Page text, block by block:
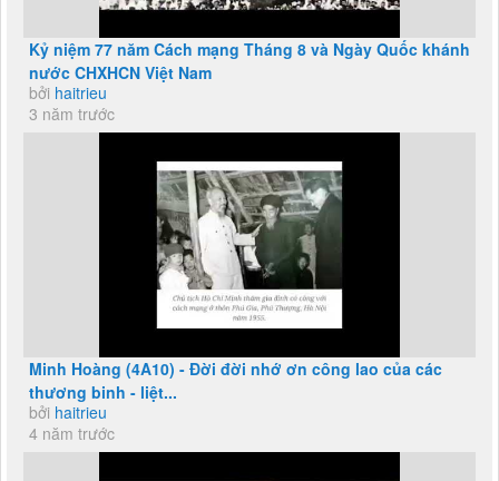
Kỷ niệm 77 năm Cách mạng Tháng 8 và Ngày Quốc khánh
nước CHXHCN Việt Nam
bởi haitrieu
3 năm trước
Minh Hoàng (4A10) - Đời đời nhớ ơn công lao của các
thương binh - liệt...
bởi haitrieu
4 năm trước